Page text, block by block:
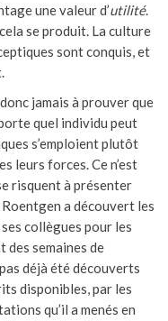
une valeur d’utilité.
se produit. La culture
sont conquis, et
jamais à prouver que
quel individu peut
s’emploient plutôt
leurs forces. Ce n’est
risquent à présenter
a découvert les
collègues pour les
des semaines de
déjà été découverts
disponibles, par les
qu’il a menés en